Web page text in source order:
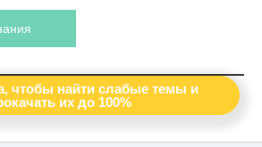
чтобы найти слабые темы и
их до 100%